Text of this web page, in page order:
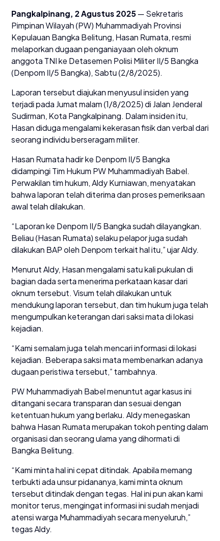
Pangkalpinang, 2 Agustus 2025— Sekretaris
Pimpinan Wilayah (PW) Muhammadiyah Provinsi
Kepulauan Bangka Belitung, Hasan Rumata, resmi
melaporkan dugaan penganiayaan oleh oknum
anggota TNI ke Detasemen Polisi Militer II/5 Bangka
(Denpom II/5 Bangka), Sabtu (2/8/2025).
Laporan tersebut diajukan menyusul insiden yang
terjadi pada Jumat malam (1/8/2025) di Jalan Jenderal
Sudirman, Kota Pangkalpinang. Dalam insiden itu,
Hasan diduga mengalami kekerasan fisik dan verbal dari
seorang individu berseragam militer.
Hasan Rumata hadir ke Denpom II/5 Bangka
didampingi Tim Hukum PW Muhammadiyah Babel.
Perwakilan tim hukum, Aldy Kurniawan, menyatakan
bahwa laporan telah diterima dan proses pemeriksaan
awal telah dilakukan.
“Laporan ke Denpom II/5 Bangka sudah dilayangkan.
Beliau (Hasan Rumata) selaku pelapor juga sudah
dilakukan BAP oleh Denpom terkait hal itu,” ujar Aldy.
Menurut Aldy, Hasan mengalami satu kali pukulan di
bagian dada serta menerima perkataan kasar dari
oknum tersebut. Visum telah dilakukan untuk
mendukung laporan tersebut, dan tim hukum juga telah
mengumpulkan keterangan dari saksi mata di lokasi
kejadian.
“Kami semalam juga telah mencari informasi di lokasi
kejadian. Beberapa saksi mata membenarkan adanya
dugaan peristiwa tersebut,” tambahnya.
PW Muhammadiyah Babel menuntut agar kasus ini
ditangani secara transparan dan sesuai dengan
ketentuan hukum yang berlaku. Aldy menegaskan
bahwa Hasan Rumata merupakan tokoh penting dalam
organisasi dan seorang ulama yang dihormati di
Bangka Belitung.
“Kami minta hal ini cepat ditindak. Apabila memang
terbukti ada unsur pidananya, kami minta oknum
tersebut ditindak dengan tegas. Hal ini pun akan kami
monitor terus, mengingat informasi ini sudah menjadi
atensi warga Muhammadiyah secara menyeluruh,”
tegas Aldy.